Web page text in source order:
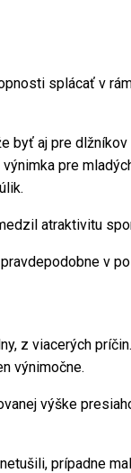
splácať v
byť aj pre
pre
atraktivitu
v
z viacerých
výnimočne.
výške
prípadne